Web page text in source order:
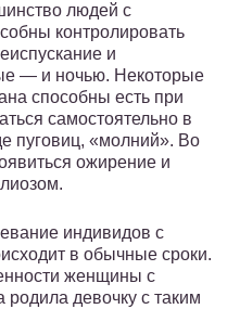
людей с
контролировать
и
— и ночью. Некоторые
способны есть при
самостоятельно в
пуговиц, «молний». Во
ожирение и
индивидов с
в обычные сроки.
женщины с
девочку с таким